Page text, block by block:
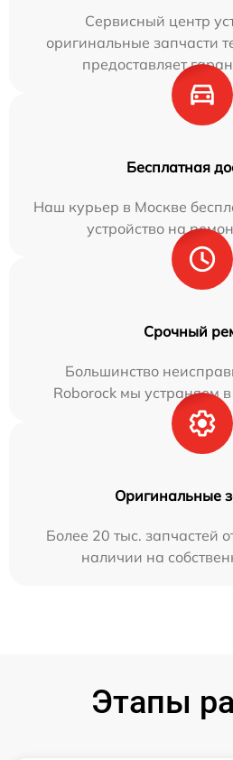
Сервисный центр
оригинальные запчасти
предоставляет
Бесплатная
Наш курьер в Москве
устройство на
Срочный
Большинство
Roborock мы устраняем
Оригинальные
Более 20 тыс. запчастей
наличии на
Этапы